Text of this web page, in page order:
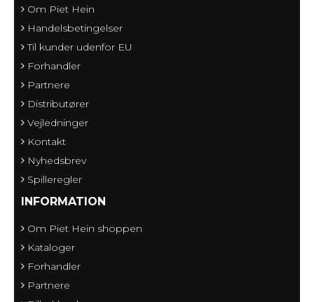
Om Piet Hein
Handelsbetingelser
Til kunder udenfor EU
Forhandler
Partnere
Distributører
Vejledninger
Kontakt
Nyhedsbrev
Spilleregler
INFORMATION
Om Piet Hein shoppen
Kataloger
Forhandler
Partnere